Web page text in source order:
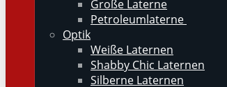
Große Laterne
Petroleumlaterne
Optik
Weiße Laternen
Shabby Chic Laternen
Silberne Laternen